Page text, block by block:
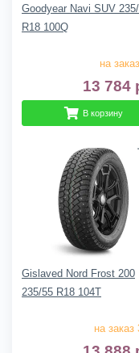
Goodyear Navi SUV
R18 100Q
на
13 784
В корзину
Gislaved Nord Frost 200
235/55 R18 104T
на заказ